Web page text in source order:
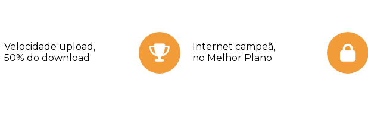
Velocidade upload,
50% do download
Internet campeã,
no Melhor Plano